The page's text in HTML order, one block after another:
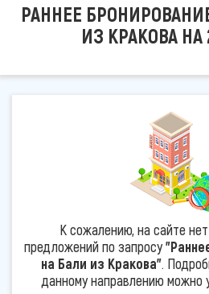
РАННЕЕ
ИЗ КРАКОВА НА
К сожалению, на сайте
предложений по запросу
на Бали из Кракова".
данному направлению можно